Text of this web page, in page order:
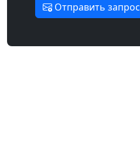
Отправить запрос